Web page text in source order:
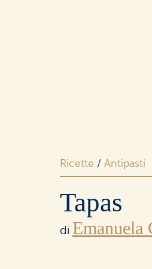
I
senza
Ricette / Antipasti
Tapas
di Emanuela